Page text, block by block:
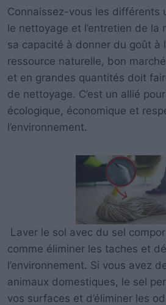
Connaissez-vous les différents
le nettoyage et l’entretien de la
sa capacité à donner du goût à
ressource naturelle, bon
et en grandes quantités doit
de nettoyage. C’est un allié
écologique, économique et
l’environnement.
Laver le sol avec du sel
comme éliminer les taches et
l’environnement. Si vous avez
animaux domestiques, le sel
vos surfaces et d’éliminer les